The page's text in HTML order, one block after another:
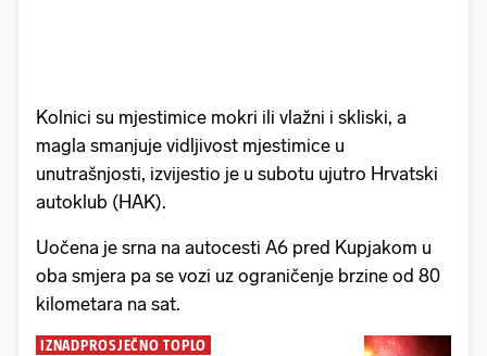
Kolnici su mjestimice mokri ili vlažni i skliski, a
magla smanjuje vidljivost mjestimice u
unutrašnjosti, izvijestio je u subotu ujutro Hrvatski
autoklub (HAK).
Uočena je srna na autocesti A6 pred Kupjakom u
oba smjera pa se vozi uz ograničenje brzine od 80
kilometara na sat.
IZNADPROSJEČNO TOPLO